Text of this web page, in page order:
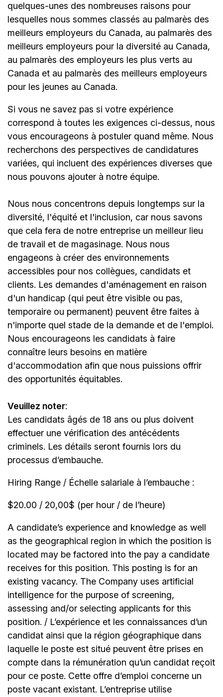
quelques-unes des nombreuses raisons pour
lesquelles nous sommes classés au palmarès des
meilleurs employeurs du Canada, au palmarès des
meilleurs employeurs pour la diversité au Canada,
au palmarès des employeurs les plus verts au
Canada et au palmarès des meilleurs employeurs
pour les jeunes au Canada.
Si vous ne savez pas si votre expérience
correspond à toutes les exigences ci-dessus, nous
vous encourageons à postuler quand même. Nous
recherchons des perspectives de candidatures
variées, qui incluent des expériences diverses que
nous pouvons ajouter à notre équipe.
Nous nous concentrons depuis longtemps sur la
diversité, l'équité et l'inclusion, car nous savons
que cela fera de notre entreprise un meilleur lieu
de travail et de magasinage. Nous nous
engageons à créer des environnements
accessibles pour nos collègues, candidats et
clients. Les demandes d'aménagement en raison
d'un handicap (qui peut être visible ou pas,
temporaire ou permanent) peuvent être faites à
n'importe quel stade de la demande et de l'emploi.
Nous encourageons les candidats à faire
connaître leurs besoins en matière
d'accommodation afin que nous puissions offrir
des opportunités équitables.
Veuillez noter:
Les candidats âgés de 18 ans ou plus doivent
effectuer une vérification des antécédents
criminels. Les détails seront fournis lors du
processus d’embauche.
Hiring Range / Échelle salariale à l’embauche :
$20.00 / 20,00$ (per hour / de l’heure)
A candidate’s experience and knowledge as well
as the geographical region in which the position is
located may be factored into the pay a candidate
receives for this position. This posting is for an
existing vacancy. The Company uses artificial
intelligence for the purpose of screening,
assessing and/or selecting applicants for this
position. / L’expérience et les connaissances d’un
candidat ainsi que la région géographique dans
laquelle le poste est situé peuvent être prises en
compte dans la rémunération qu’un candidat reçoit
pour ce poste. Cette offre d’emploi concerne un
poste vacant existant. L’entreprise utilise